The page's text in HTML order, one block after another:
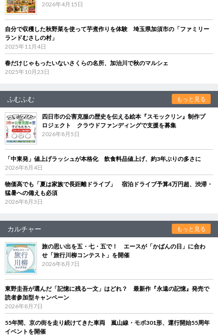
2026年4月15日
自分で収穫した秋野菜を使って芋煮作りを体験 埼玉県加須市の「ファミリー
ランドむさしの村」
2025年11月4日
春だけじゃもったいないさくらの名所、加治川で秋のマルシェ
2025年10月23日
ふむふむ もっと見る
四日市の公害克服の歴史を伝える絵本『スモックリン』制作プ
ロジェクト クラウドファンディングで支援を募集
2026年8月5日
「中東発」値上げラッシュが本格化 飲食料品値上げ、約3年ぶりの多さに
2026年8月4日
物価高でも「夏は家族で長距離ドライブ」 宿泊ドライブ予算4万円超、渋滞・
猛暑への備えも必須
2026年8月3日
カルチャー もっと見る
旅の思い出を五・七・五で！ エースが「かばんの日」に合わ
せ「旅行川柳コンテスト」を開催
2026年8月7日
東野圭吾が選んだ「記憶に残る一文」はどれ？ 最新作『永遠の記憶』発売で
読者参加型キャンペーン
2026年8月7日
55年間、京の街を走り続けてきた車両 嵐山線・モボ301形、運行開始55周年
イベントを開催